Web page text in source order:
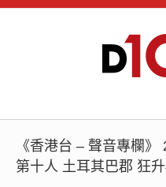
《香港台 – 聲音專欄
第十人 土耳其巴郡 狂